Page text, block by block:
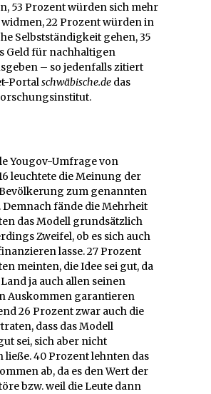
53 Prozent würden sich mehr
widmen, 22 Prozent würden in
Selbstständigkeit gehen, 35
Geld für nachhaltigen
– so jedenfalls zitiert
Portalschwäbische.de das
Yougov-Umfrage von
leuchtete die Meinung der
zum genannten
Demnach fände die Mehrheit
das Modell grundsätzlich
Zweifel, ob es sich auch
lasse. 27 Prozent
meinten, die Idee sei gut, da
ja auch allen seinen
Auskommen garantieren
26 Prozent zwar auch die
dass das Modell
sei, sich aber nicht
40 Prozent lehnten das
ab, da es den Wert der
bzw. weil die Leute dann